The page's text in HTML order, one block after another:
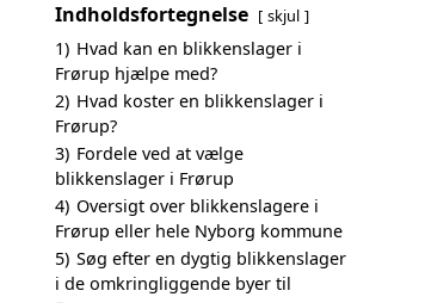
Indholdsfortegnelse skjul
1) Hvad kan en blikkenslager i
Frørup hjælpe med?
2) Hvad koster en blikkenslager i
Frørup?
3) Fordele ved at vælge
blikkenslager i Frørup
4) Oversigt over blikkenslagere i
Frørup eller hele Nyborg kommune
5) Søg efter en dygtig blikkenslager
i de omkringliggende byer til